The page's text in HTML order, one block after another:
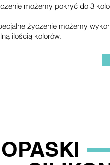
możemy pokryć do 3
życzenie możemy
ilością kolorów.
OPASKI